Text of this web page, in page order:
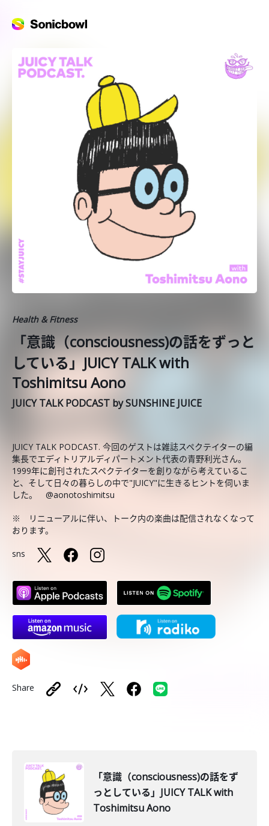
Health & Fitness
「意識（consciousness)の話をずっと
している」JUICY TALK with
Toshimitsu Aono
JUICY TALK PODCAST by SUNSHINE JUICE
JUICY TALK PODCAST. 今回のゲストは雑誌スペクテイターの編
集長でエディトリアルディパートメント代表の青野利光さん。
1999年に創刊されたスペクテイターを創りながら考えているこ
と、そして日々の暮らしの中で"JUICY"に生きるヒントを伺いま
した。 @aonotoshimitsu
※ リニューアルに伴い、トーク内の楽曲は配信されなくなって
おります。
sns
Share
「意識（consciousness)の話をず
っとしている」JUICY TALK with
Toshimitsu Aono